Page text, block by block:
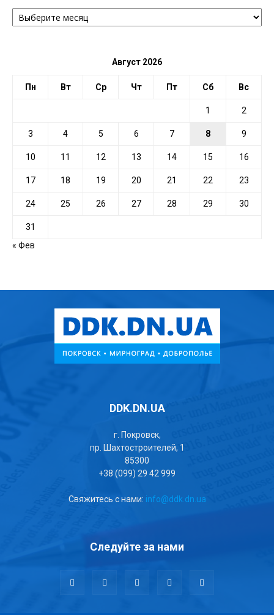
АРХИВ
ПО
Август 2026
Пн Вт Ср Чт Пт Сб Вс
1 2
3 4 5 6 7 8 9
10 11 12 13 14 15 16
17 18 19 20 21 22 23
24 25 26 27 28 29 30
31
« Фев
DDK.DN.UA
г. Покровск,
пр. Шахтостроителей, 1
85300
+38 (099) 29 42 999
Свяжитесь с нами: info@ddk.dn.ua
Следуйте за нами